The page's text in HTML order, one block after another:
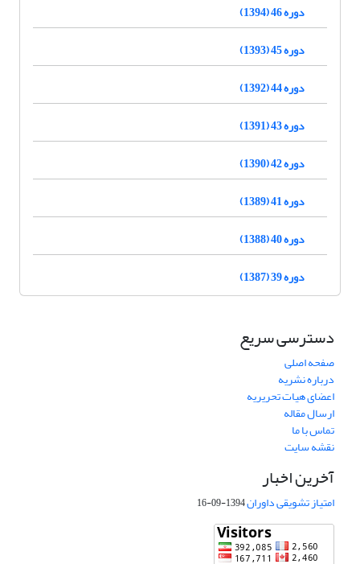
دوره 46 (1394)
دوره 45 (1393)
دوره 44 (1392)
دوره 43 (1391)
دوره 42 (1390)
دوره 41 (1389)
دوره 40 (1388)
دوره 39 (1387)
دسترسی سریع
صفحه اصلی
درباره نشریه
اعضای هیات تحریریه
ارسال مقاله
تماس با ما
نقشه سایت
آخرین اخبار
امتیاز تشویقی داوران1394-09-16